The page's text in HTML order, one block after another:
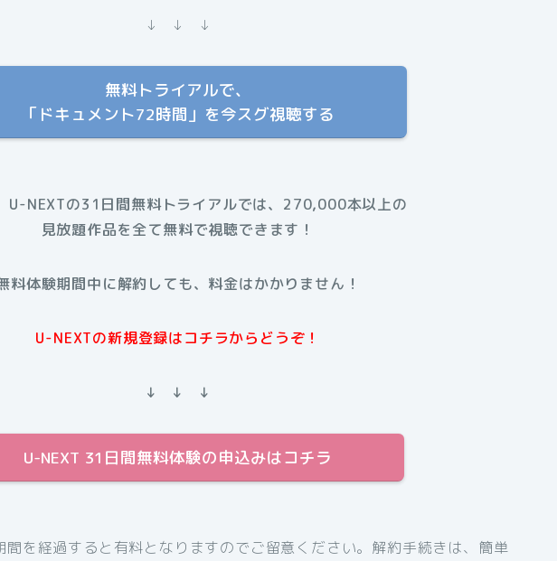
↓ ↓ ↓
無料トライアルで、
「ドキュメント72時間」を今スグ視聴する
U-NEXTの31日間無料トライアルでは、270,000本以上の
見放題作品を全て無料で視聴できます！
料体験期間中に解約しても、料金はかかりません！
U-NEXTの新規登録はコチラからどうぞ！
↓ ↓ ↓
U-NEXT 31日間無料体験の申込みはコチラ
を経過すると有料となりますのでご留意ください。解約手続きは、簡単